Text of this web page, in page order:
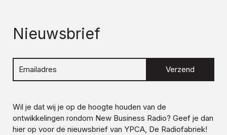
Nieuwsbrief
Verzend
Wil je dat wij je op de hoogte houden van de
ontwikkelingen rondom New Business Radio? Geef je dan
hier op voor de nieuwsbrief van YPCA, De Radiofabriek!